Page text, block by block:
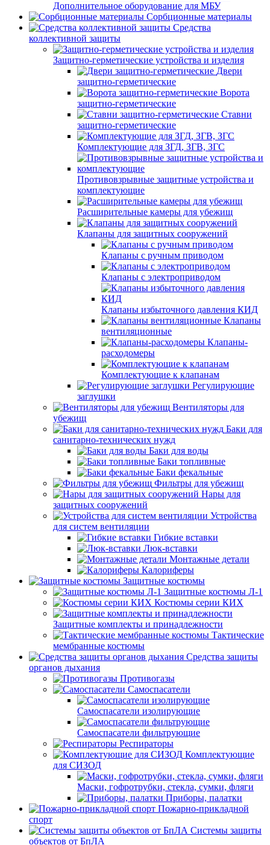
Дополнительное оборудование для МБУ
Сорбционные материалы
Средства
коллективной защиты
Защитно-герметические устройства и изделия
Двери
защитно-герметические
Ворота
защитно-герметические
Ставни
защитно-герметические
Комплектующие для ЗГД, ЗГВ, ЗГС
Противовзрывные защитные устройства и
комплектующие
Расширительные камеры для убежищ
Клапаны для защитных сооружений
Клапаны с ручным приводом
Клапаны с электроприводом
Клапаны избыточного давления КИД
Клапаны
вентиляционные
Клапаны-
расходомеры
Комплектующие к клапанам
Регулирующие
заглушки
Вентиляторы для
убежищ
Баки для
санитарно-технических нужд
Баки для воды
Баки топливные
Баки фекальные
Фильтры для убежищ
Нары для
защитных сооружений
Устройства
для систем вентиляции
Гибкие вставки
Люк-вставки
Монтажные детали
Калориферы
Защитные костюмы
Защитные костюмы Л-1
Костюмы серии КИХ
Защитные комплекты и принадлежности
Тактические
мембранные костюмы
Средства защиты
органов дыхания
Противогазы
Самоспасатели
Самоспасатели изолирующие
Самоспасатели фильтрующие
Респираторы
Комплектующие
для СИЗОД
Маски, гофротрубки, стекла, сумки, фляги
Приборы, палатки
Пожарно-прикладной
спорт
Системы защиты
объектов от БпЛА